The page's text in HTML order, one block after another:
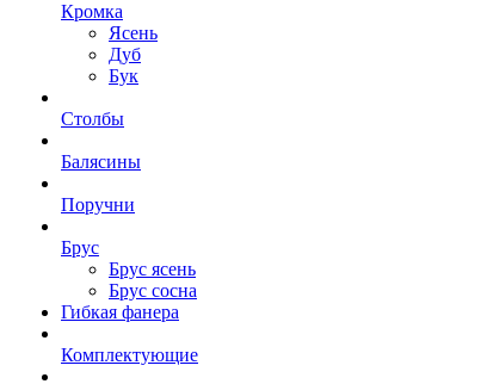
Кромка
Ясень
Дуб
Бук
Столбы
Балясины
Поручни
Брус
Брус ясень
Брус сосна
Гибкая фанера
Комплектующие